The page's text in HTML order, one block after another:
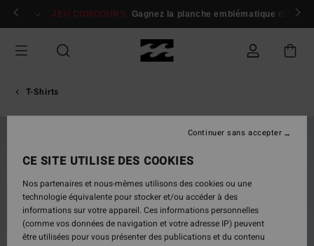
Passer
Se connecter / s'inscrire
JEU CONCOURS Gagnez la planche emblématique d'Andy
T-Shirts
CE SITE UTILISE DES COOKIES
Nos partenaires et nous-mêmes utilisons des cookies ou une
technologie équivalente pour stocker et/ou accéder à des
informations sur votre appareil. Ces informations personnelles
(comme vos données de navigation et votre adresse IP) peuvent
être utilisées pour vous présenter des publications et du contenu
Continuer sans accepter